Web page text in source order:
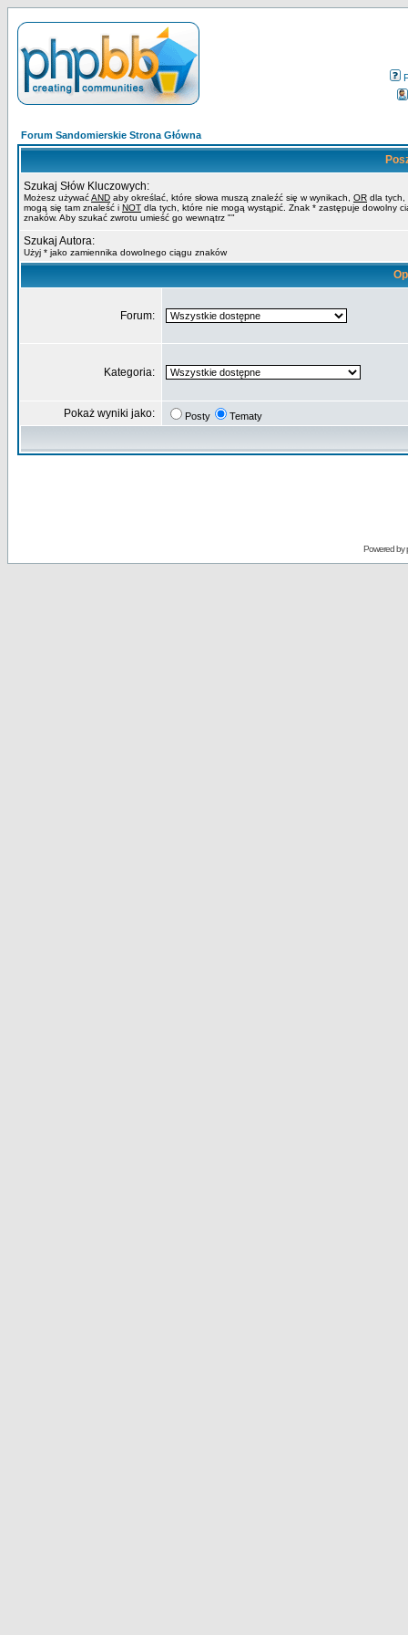
Forum Sandomierskie Strona Główna
Szukaj Słów Kluczowych:
Możesz używaćAND aby określać, które słowa muszą znaleźć się w wynikach, OR dla tych,
mogą się tam znaleść i NOT dla tych, które nie mogą wystąpić. Znak * zastępuje dowolny
znaków. Aby szukać zwrotu umieść go wewnątrz ""
Szukaj Autora:
Użyj * jako zamiennika dowolnego ciągu znaków
Forum:
Kategoria:
Pokaż wyniki jako: Posty Tematy
Powered by